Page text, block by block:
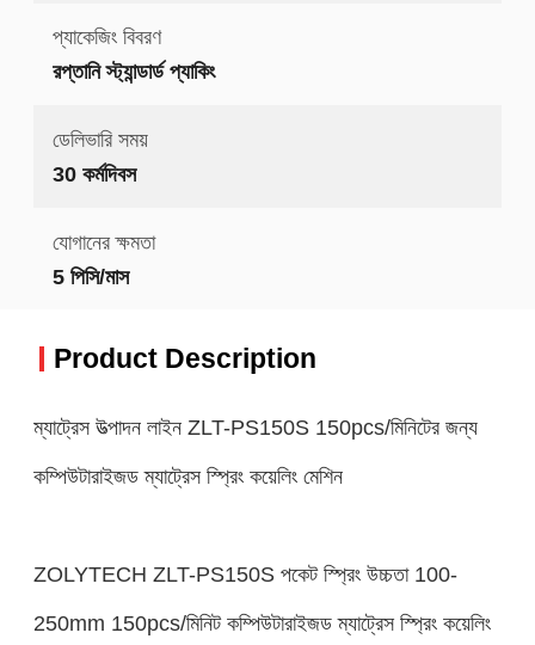
প্যাকেজিং বিবরণ
রপ্তানি স্ট্যান্ডার্ড প্যাকিং
ডেলিভারি সময়
30 কর্মদিবস
যোগানের ক্ষমতা
5 পিসি/মাস
Product Description
ম্যাট্রেস উত্পাদন লাইন ZLT-PS150S 150pcs/মিনিটের জন্য
কম্পিউটারাইজড ম্যাট্রেস স্প্রিং কয়েলিং মেশিন
ZOLYTECH ZLT-PS150S পকেট স্প্রিং উচ্চতা 100-
250mm 150pcs/মিনিট কম্পিউটারাইজড ম্যাট্রেস স্প্রিং কয়েলিং